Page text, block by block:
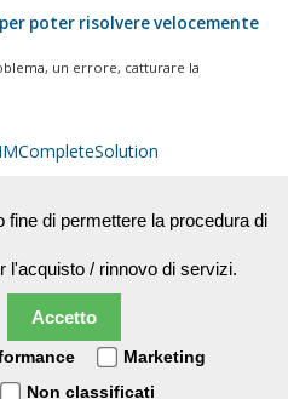
poter risolvere velocemente
un errore, catturare la
SRL - Padova. All Rights
di permettere la procedura di
l'acquisto / rinnovo di servizi.
Accetto
Marketing
Non classificati